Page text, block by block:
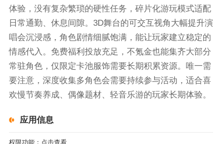
体验，没有复杂繁琐的硬性任务，碎片化游玩模式适配
日常通勤、休息间隙。3D舞台的可交互视角大幅提升演
唱会沉浸感，角色剧情细腻饱满，能让玩家建立稳定的
情感代入。免费福利投放充足，不氪金也能集齐大部分
常驻角色，仅限定卡池服饰需要长期积累资源。唯一需
要注意，深度收集多角色会需要持续参与活动，适合喜
欢慢节奏养成、偶像题材、轻音乐游的玩家长期体验。
应用信息
权限功能： 点击查看